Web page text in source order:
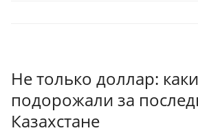
Не только доллар:
подорожали за
Казахстане